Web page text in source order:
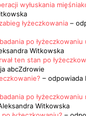
wyłuskania
łyżeczkowania –
po łyżeczkowaniu
Witkowska
ten stan po
abcZdrowie
– odpowiada
po
Witkowska